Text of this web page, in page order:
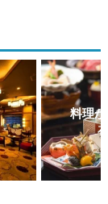
料理